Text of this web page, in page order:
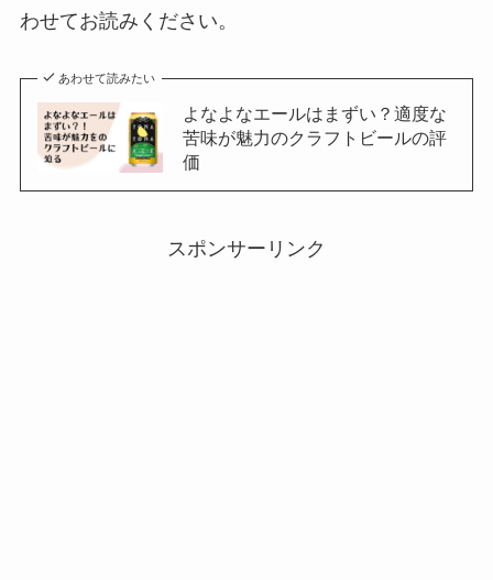
わせてお読みください。
あわせて読みたい
よなよなエールはまずい？適度な
苦味が魅力のクラフトビールの評
価
スポンサーリンク